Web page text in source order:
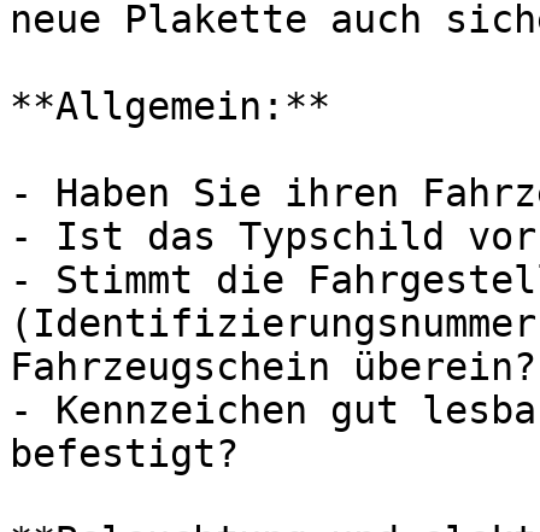
neue Plakette auch
**Allgemein:**
- Haben Sie ihren
- Ist das Typschild
- Stimmt die
Fahrzeugschein überein?
- Kennzeichen gut
befestigt?